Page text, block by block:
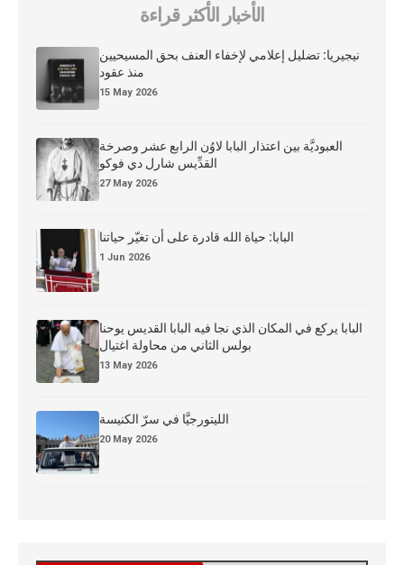
الأخبار الأكثر قراءة
نيجيريا: تضليل إعلامي لإخفاء العنف بحق المسيحيين
منذ عقود
15 May 2026
العبوديَّة بين اعتذار البابا لاوُن الرابع عشر وصرخة
القدِّيس شارل دي فوكو
27 May 2026
البابا: حياة الله قادرة على أن تغيّر حياتنا
1 Jun 2026
البابا يركع في المكان الذي نجا فيه البابا القديس يوحنا
بولس الثاني من محاولة اغتيال
13 May 2026
الليتورجيَّا في سرّ الكنيسة
20 May 2026